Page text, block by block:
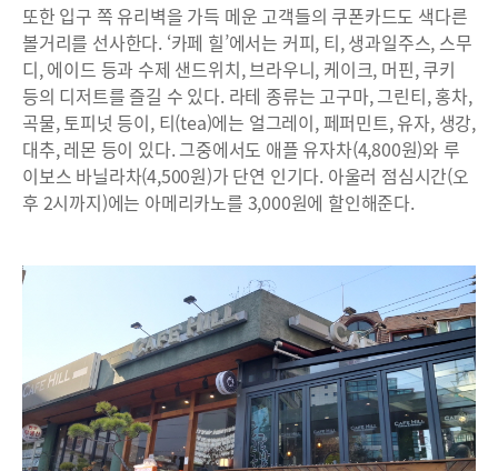
또한 입구 쪽 유리벽을 가득 메운 고객들의 쿠폰카드도 색다른
볼거리를 선사한다. ‘카페 힐’에서는 커피, 티, 생과일주스, 스무
디, 에이드 등과 수제 샌드위치, 브라우니, 케이크, 머핀, 쿠키
등의 디저트를 즐길 수 있다. 라테 종류는 고구마, 그린티, 홍차,
곡물, 토피넛 등이, 티(tea)에는 얼그레이, 페퍼민트, 유자, 생강,
대추, 레몬 등이 있다. 그중에서도 애플 유자차(4,800원)와 루
이보스 바닐라차(4,500원)가 단연 인기다. 아울러 점심시간(오
후 2시까지)에는 아메리카노를 3,000원에 할인해준다.